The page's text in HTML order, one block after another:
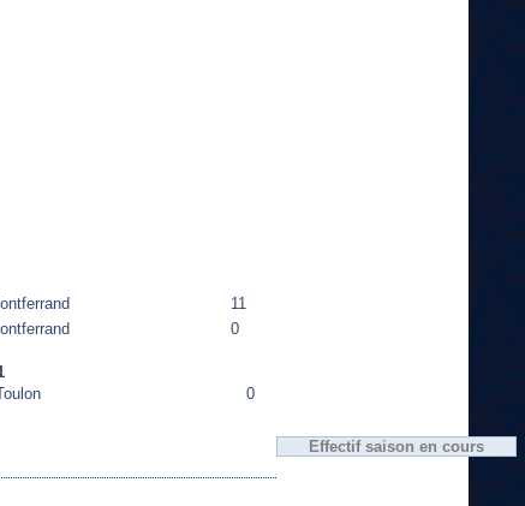
11
0
0
Effectif saison en cours